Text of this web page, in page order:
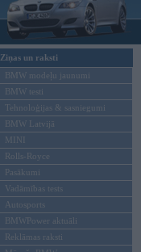
Ziņas un raksti
BMW modeļu jaunumi
BMW testi
Tehnoloģijas & sasniegumi
BMW Latvijā
MINI
Rolls-Royce
Pasākumi
Vadāmības tests
Autosports
BMWPower aktuāli
Reklāmas raksti